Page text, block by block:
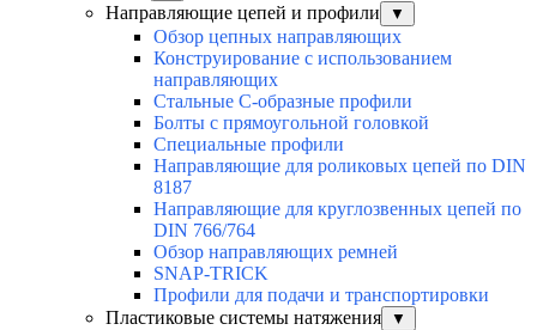
Направляющие цепей и профили ▼
Обзор цепных направляющих
Конструирование с использованием
направляющих
Стальные С-образные профили
Болты с прямоугольной головкой
Специальные профили
Направляющие для роликовых цепей по DIN
8187
Направляющие для круглозвенных цепей по
DIN 766/764
Обзор направляющих ремней
SNAP-TRICK
Профили для подачи и транспортировки
Пластиковые системы натяжения
▼